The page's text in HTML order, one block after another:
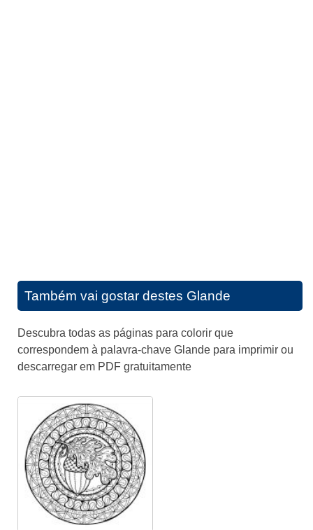
Também vai gostar destes Glande
Descubra todas as páginas para colorir que
correspondem à palavra-chave Glande para imprimir ou
descarregar em PDF gratuitamente